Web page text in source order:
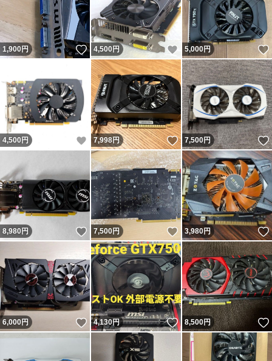
1,900円 いいね！
4,500円 いいね！
5,000円
4,500 円 いいね！
7,998円 いいね！
7,500円
8,980円 いいね！
7,500円 いいね！
3,980円
6,000円 いいね！
4,130円 いいね！
8,500円